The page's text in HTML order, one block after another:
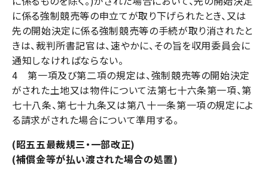
に係る強制競売等の申立てが取り下げられたとき、又は
先の開始決定に係る強制競売等の手続が取り消されたと
きは、裁判所書記官は、速やかに、その旨を収用委員会に
通知しなければならない。
4 第一項及び第二項の規定は、強制競売等の開始決定
がされた土地又は物件について法第七十六条第一項、第
七十八条、第七十九条又は第八十一条第一項の規定によ
る請求がされた場合について準用する。
(昭五五最裁規三・一部改正)
(補償金等が払い渡された場合の処置)